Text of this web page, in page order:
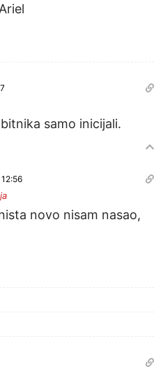
samo inicijali.
novo nisam nasao,